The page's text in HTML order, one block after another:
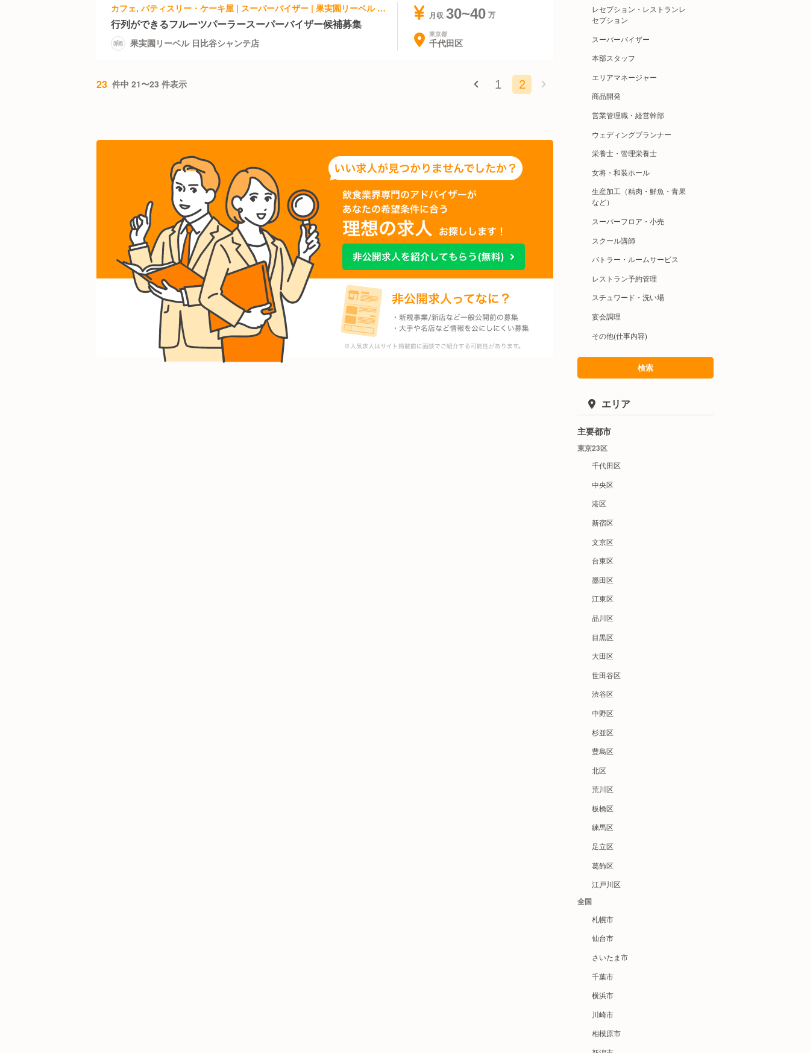
カフェ, パティスリー・ケーキ屋 | スーパーバイザー | 果実園リーベル 日比谷シャンテ店
行列ができるフルーツパーラースーパーバイザー候補募集
果実園リーベル 日比谷シャンテ店
月収 30~40
東京都
千代田区
23 件中 21〜23 件表示 1 2
レセプション・レストランレ
セプション
スーパーバイザー
本部スタッフ
エリアマネージャー
商品開発
営業管理職・経営幹部
ウェディングプランナー
栄養士・管理栄養士
女将・和装ホール
生産加工（精肉・鮮魚・青果
など）
スーパーフロア・小売
スクール講師
バトラー・ルームサービス
レストラン予約管理
スチュワード・洗い場
宴会調理
その他(仕事内容)
検索
エリア
主要都市
東京23区
千代田区
中央区
港区
新宿区
文京区
台東区
墨田区
江東区
品川区
目黒区
大田区
世田谷区
渋谷区
中野区
杉並区
豊島区
北区
荒川区
板橋区
練馬区
足立区
葛飾区
江戸川区
全国
札幌市
仙台市
さいたま市
千葉市
横浜市
川崎市
相模原市